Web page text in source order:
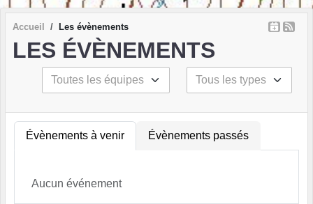
Accueil Les évènements
LES ÉVÈNEMENTS
Évènements à venir Évènements passés
Aucun événement